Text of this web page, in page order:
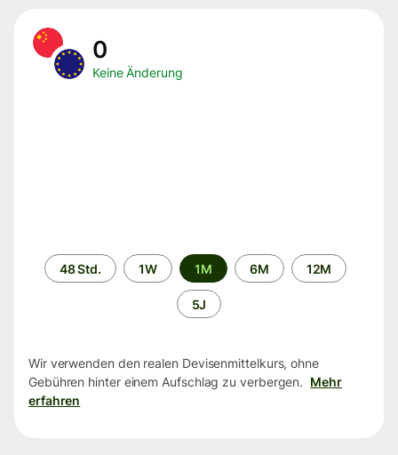
0
Keine Änderung
Zeitraum
48 Std. 1W 1M 6M 12M
5J
Wir verwenden den realen Devisenmittelkurs, ohne
Gebühren hinter einem Aufschlag zu verbergen. Mehr
erfahren